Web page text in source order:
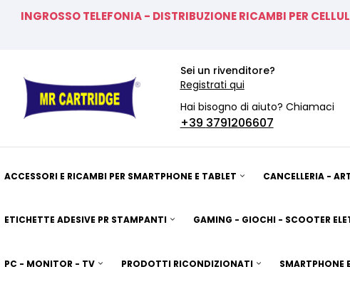
INGROSSO TELEFONIA - DISTRIBUZIONE RICAMBI PER
Sei un rivenditore?
Registrati qui
Hai bisogno di aiuto? Chiamaci
+39 3791206607
ACCESSORI E RICAMBI PER SMARTPHONE E TABLET CANCELLERIA -
ETICHETTE ADESIVE PR STAMPANTI GAMING - GIOCHI - SCOOTER
PC - MONITOR - TV PRODOTTI RICONDIZIONATI SMARTPHONE